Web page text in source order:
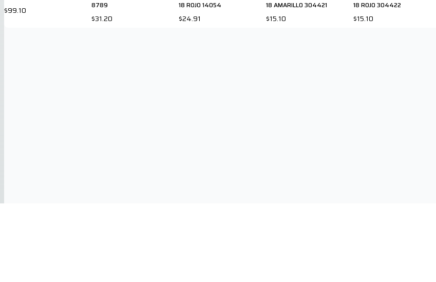
$99.10
8789
$31.20
18 ROJO 14054
$24.91
18 AMARILLO 304421
$15.10
18 ROJO 304422
$15.10